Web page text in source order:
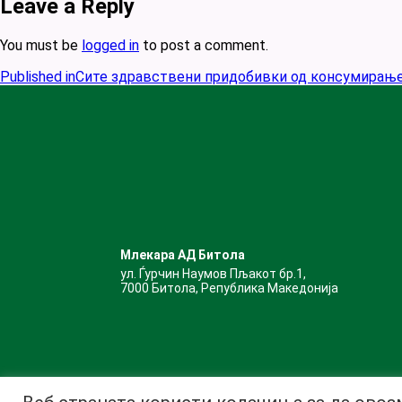
Leave a Reply
You must be logged in to post a comment.
Published inСите здравствени придобивки од
Млекара АД Битола
ул. Ѓурчин Наумов Пљакот бр.1,
7000 Битола, Република Македонија